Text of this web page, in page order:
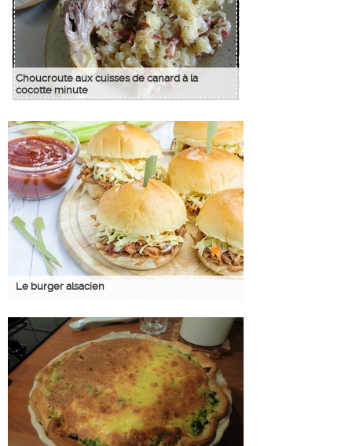
Choucroute aux cuisses de canard à la
cocotte minute
Le burger alsacien